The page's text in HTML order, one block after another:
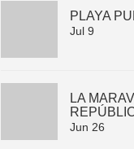
PLAYA
Jul 9
LA
Jun 26